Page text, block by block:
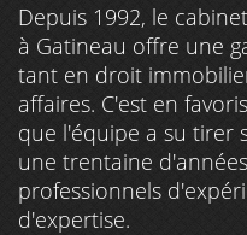
Depuis 1992, le
à Gatineau offre une
tant en droit
affaires. C'est en
que l'équipe a su tirer
une trentaine
professionnels
d'expertise.